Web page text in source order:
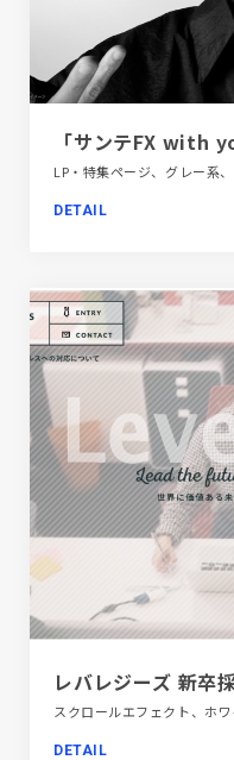
「サンテFX with
DETAIL
レバレジーズ 新卒
DETAIL